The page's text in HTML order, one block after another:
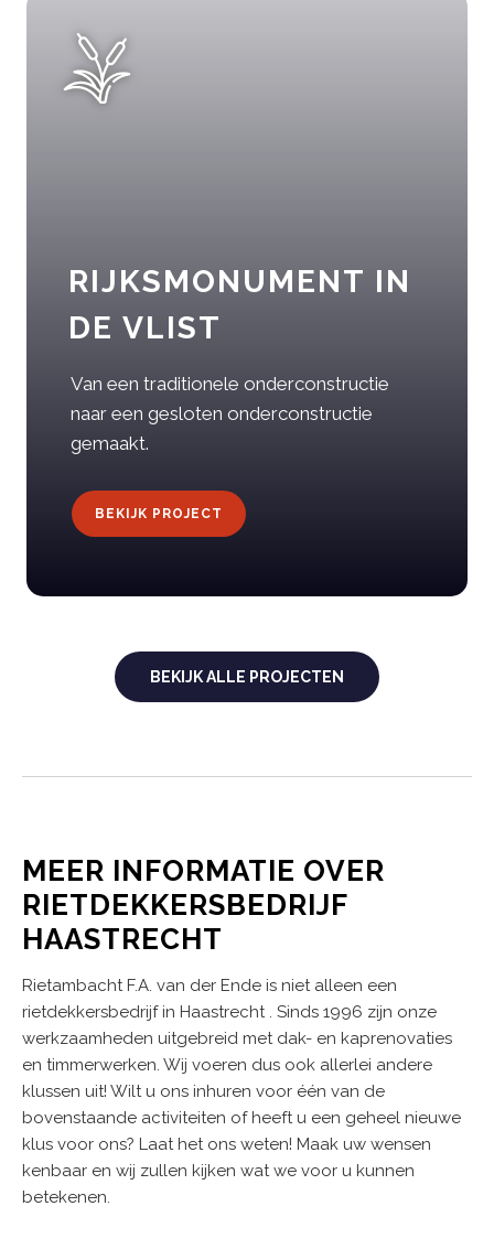
RIJKSMONUMENT IN
DE VLIST
Van een traditionele onderconstructie
naar een gesloten onderconstructie
gemaakt.
BEKIJK PROJECT
BEKIJK ALLE PROJECTEN
MEER INFORMATIE OVER
RIETDEKKERSBEDRIJF
HAASTRECHT
Rietambacht F.A. van der Ende is niet alleen een
rietdekkersbedrijf in Haastrecht . Sinds 1996 zijn onze
werkzaamheden uitgebreid met dak- en kaprenovaties
en timmerwerken. Wij voeren dus ook allerlei andere
klussen uit! Wilt u ons inhuren voor één van de
bovenstaande activiteiten of heeft u een geheel nieuwe
klus voor ons? Laat het ons weten! Maak uw wensen
kenbaar en wij zullen kijken wat we voor u kunnen
betekenen.